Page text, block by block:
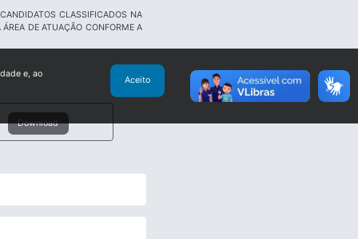
CLASSIFICADOS NA
DE ATUAÇÃO CONFORME A
Download
e, ao
Aceito